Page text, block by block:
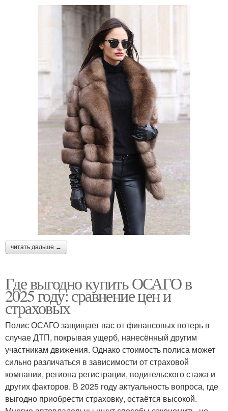
читать дальше →
Где выгодно купить ОСАГО в
2025 году: сравнение цен и
страховых
Полис ОСАГО защищает вас от финансовых потерь в
случае ДТП, покрывая ущерб, нанесённый другим
участникам движения. Однако стоимость полиса может
сильно различаться в зависимости от страховой
компании, региона регистрации, водительского стажа и
других факторов. В 2025 году актуальность вопроса, где
выгодно приобрести страховку, остаётся высокой.